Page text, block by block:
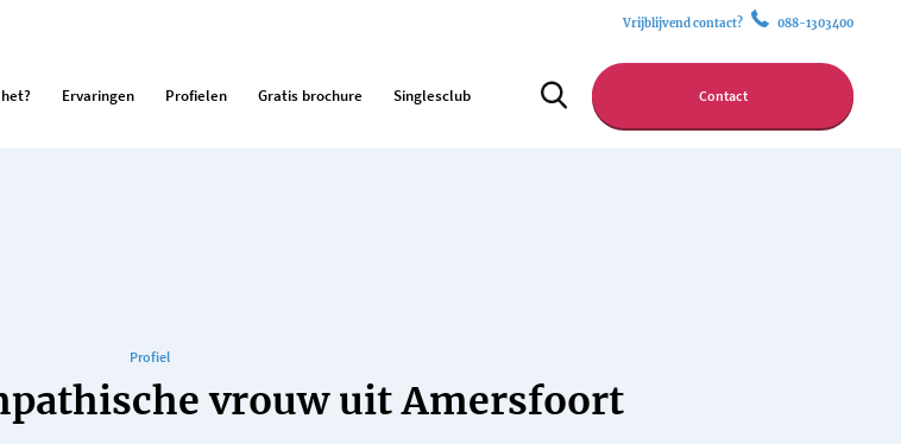
Vrijblijvend contact? 088-1303400
Ervaringen Profielen Gratis brochure Singlesclub Contact
Profiel
vrouw uit Amersfoort